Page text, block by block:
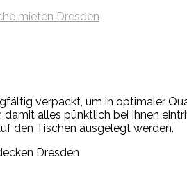
verpackt, um in optimaler
alles pünktlich bei Ihnen
den Tischen ausgelegt werden.